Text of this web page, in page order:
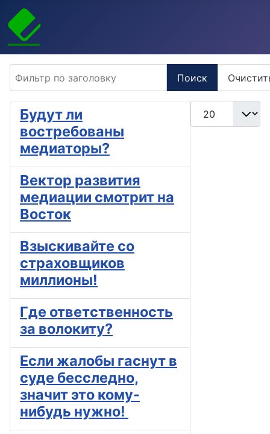
Поиск
Кол-во строк:
Будут ли
востребованы
медиаторы?
Вектор развития
медиации смотрит на
Восток
Взыскивайте со
страховщиков
миллионы!
Где ответственность
за волокиту?
Если жалобы гаснут в
суде бесследно,
значит это кому-
нибудь нужно!